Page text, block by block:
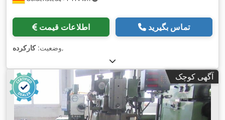
اطلاعات قیمت تماس بگیرید
وضعیت:کارکرده ,
آگهی کوچک